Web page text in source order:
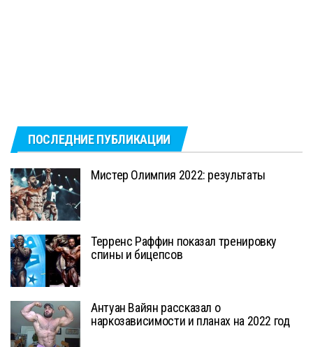
ПОСЛЕДНИЕ ПУБЛИКАЦИИ
Мистер Олимпия 2022: результаты
Терренс Раффин показал тренировку
спины и бицепсов
Антуан Вайян рассказал о
наркозависимости и планах на 2022 год